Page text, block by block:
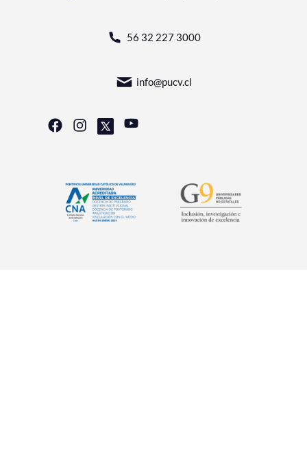
56 32 227 3000
info@pucv.cl